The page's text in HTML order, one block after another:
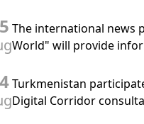
Turkmenistan and the
"Year of International
The international news
World" will provide
the holding of the
Halk Maslahaty of
Turkmenistan
Digital Corridor